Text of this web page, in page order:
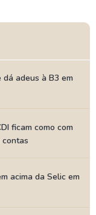
dá adeus à B3 em
ficam como com
contas
acima da Selic em